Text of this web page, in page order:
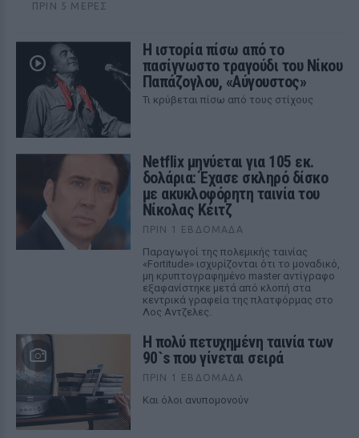
ΠΡΙΝ 5 ΜΈΡΕΣ
Η ιστορία πίσω από το
πασίγνωστο τραγούδι του Νίκου
Παπάζογλου, «Αύγουστος»
Τι κρύβεται πίσω από τους στίχους
Netflix μηνύεται για 105 εκ.
δολάρια: Έχασε σκληρό δίσκο
με ακυκλοφόρητη ταινία του
Νίκολας Κέιτζ
ΠΡΙΝ 1 ΕΒΔΟΜΆΔΑ
Παραγωγοί της πολεμικής ταινίας
«Fortitude» ισχυρίζονται ότι το μοναδικό,
μη κρυπτογραφημένο master αντίγραφο
εξαφανίστηκε μετά από κλοπή στα
κεντρικά γραφεία της πλατφόρμας στο
Λος Αντζελες.
Η πολύ πετυχημένη ταινία των
90`s που γίνεται σειρά
ΠΡΙΝ 1 ΕΒΔΟΜΆΔΑ
Και όλοι ανυπομονούν